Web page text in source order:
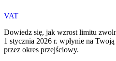
VAT
Dowiedz się, jak wzrost limitu
1 stycznia 2026 r. wpłynie na
przez okres przejściowy.